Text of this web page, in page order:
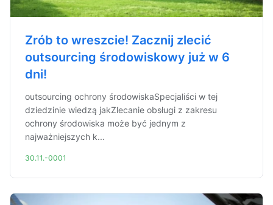
Zrób to wreszcie! Zacznij zlecić
outsourcing środowiskowy już w 6
dni!
outsourcing ochrony środowiskaSpecjaliści w tej
dziedzinie wiedzą jakZlecanie obsługi z zakresu
ochrony środowiska może być jednym z
najważniejszych k...
30.11.-0001